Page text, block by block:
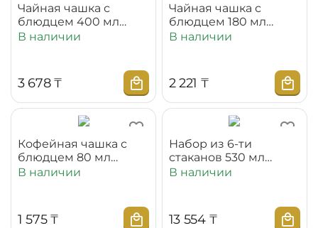
Чайная чашка с
блюдцем 400 мл
WL‑993191/AB
В наличии
3 678 ₸
Чайная чашка с
блюдцем 180 мл
WL‑993189/AB
В наличии
2 221 ₸
Кофейная чашка с
блюдцем 80 мл
WL‑993187/AB
В наличии
1 575 ₸
Набор из 6-ти
стаканов 530 мл
WL‑888022/6A
В наличии
13 554 ₸